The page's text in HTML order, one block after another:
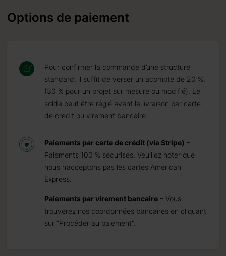
Options de paiement
Pour confirmer la commande d’une structure
standard, il suffit de verser un acompte de 20 %.
(30 % pour un projet sur mesure ou modifié). Le
solde peut être réglé avant la livraison par carte
de crédit ou virement bancaire.
Paiements par carte de crédit (via Stripe) –
Paiements 100 % sécurisés. Veuillez noter que
nous n’acceptons pas les cartes American
Express.
Paiements par virement bancaire – Vous
trouverez nos coordonnées bancaires en cliquant
sur “Procéder au paiement”.